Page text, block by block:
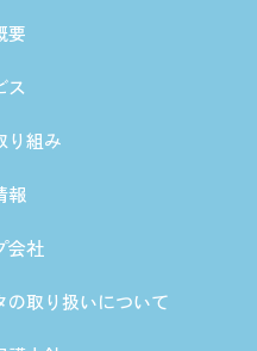
要
ス
り組み
報
会社
の取り扱いについて